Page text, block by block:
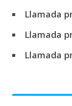
Llamada
Llamada
Llamada